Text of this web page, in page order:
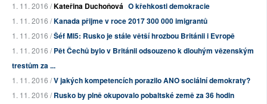
1. 11. 2016 /Kateřina Duchoňová O křehkosti demokracie
1. 11. 2016 /Kanada přijme v roce 2017 300 000 imigrantů
1. 11. 2016 /Šéf MI5: Rusko je stále větší hrozbou Británii i Evropě
1. 11. 2016 /Pět Čechů bylo v Británii odsouzeno k dlouhým vězenským
trestům za ...
1. 11. 2016 /V jakých kompetencích porazilo ANO sociální demokraty?
1. 11. 2016 /Rusko by plně okupovalo pobaltské země za 36 hodin